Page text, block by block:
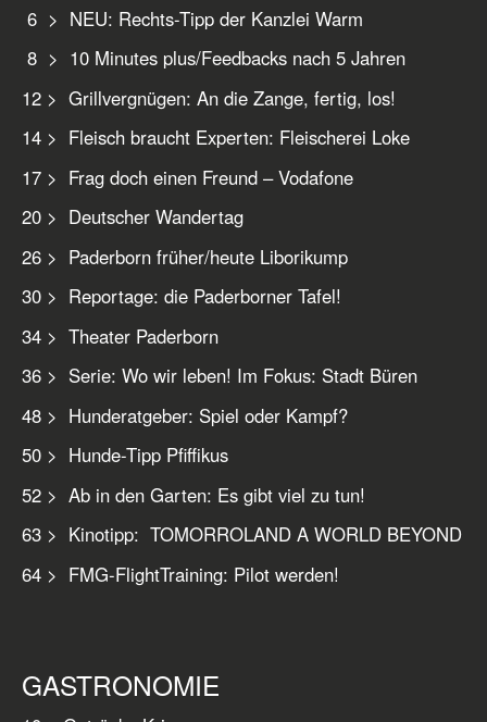
6 > NEU: Rechts-Tipp der Kanzlei Warm
8 > 10 Minutes plus/Feedbacks nach 5 Jahren
12 > Grillvergnügen: An die Zange, fertig, los!
14 > Fleisch braucht Experten: Fleischerei Loke
17 > Frag doch einen Freund – Vodafone
20 > Deutscher Wandertag
26 > Paderborn früher/heute Liborikump
30 > Reportage: die Paderborner Tafel!
34 > Theater Paderborn
36 > Serie: Wo wir leben! Im Fokus: Stadt Büren
48 > Hunderatgeber: Spiel oder Kampf?
50 > Hunde-Tipp Pfiffikus
52 > Ab in den Garten: Es gibt viel zu tun!
63 > Kinotipp: TOMORROLAND A WORLD BEYOND
64 > FMG-FlightTraining: Pilot werden!
GASTRONOMIE